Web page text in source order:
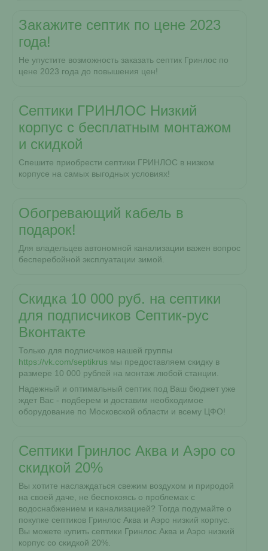
Закажите септик по цене 2023
года!
Не упустите возможность заказать септик Гринлос по
цене 2023 года до повышения цен!
Септики ГРИНЛОС Низкий
корпус с бесплатным монтажом
и скидкой
Спешите приобрести септики ГРИНЛОС в низком
корпусе на самых выгодных условиях!
Обогревающий кабель в
подарок!
Для владельцев автономной канализации важен вопрос
бесперебойной эксплуатации зимой.
Скидка 10 000 руб. на септики
для подписчиков Септик-рус
Вконтакте
Только для подписчиков нашей группы
https://vk.com/septikrus мы предоставляем скидку в
размере 10 000 рублей на монтаж любой станции.
Надежный и оптимальный септик под Ваш бюджет уже
ждет Вас - подберем и доставим необходимое
оборудование по Московской области и всему ЦФО!
Септики Гринлос Аква и Аэро со
скидкой 20%
Вы хотите наслаждаться свежим воздухом и природой
на своей даче, не беспокоясь о проблемах с
водоснабжением и канализацией? Тогда подумайте о
покупке септиков Гринлос Аква и Аэро низкий корпус.
Вы можете купить септики Гринлос Аква и Аэро низкий
корпус со скидкой 20%.